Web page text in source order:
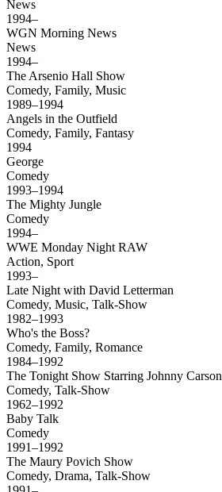
News
1994–
WGN Morning News
News
1994–
The Arsenio Hall Show
Comedy, Family, Music
1989–1994
Angels in the Outfield
Comedy, Family, Fantasy
1994
George
Comedy
1993–1994
The Mighty Jungle
Comedy
1994–
WWE Monday Night RAW
Action, Sport
1993–
Late Night with David Letterman
Comedy, Music, Talk-Show
1982–1993
Who's the Boss?
Comedy, Family, Romance
1984–1992
The Tonight Show Starring Johnny Carson
Comedy, Talk-Show
1962–1992
Baby Talk
Comedy
1991–1992
The Maury Povich Show
Comedy, Drama, Talk-Show